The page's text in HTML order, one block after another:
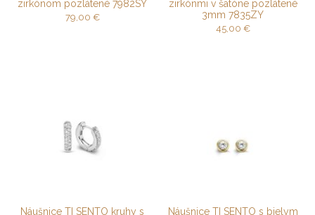
zirkónom pozlátené 7982SY
79,00 €
zirkónmi v šatóne pozlátené
3mm 7835ZY
45,00 €
Náušnice TI SENTO kruhy s
Náušnice TI SENTO s bielym